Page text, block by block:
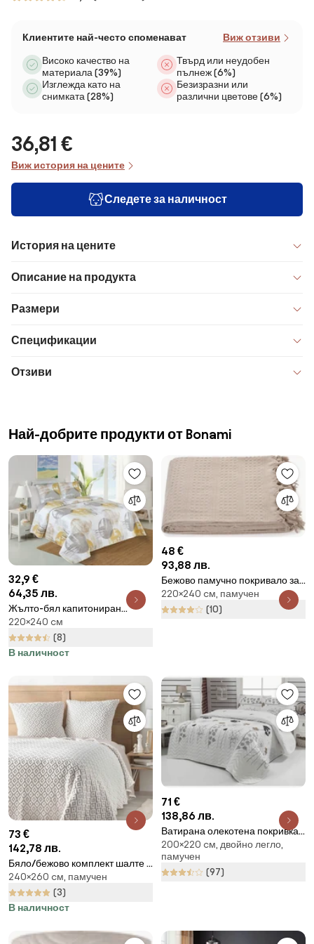
Клиентите най-често споменават Виж отзиви
Високо качество на
материала (39%)
Изглежда като на
снимката (28%)
Твърд или неудобен
пълнеж (6%)
Безизразни или
различни цветове (6%)
36,81 €
Виж история на цените
Следете за наличност
История на цените
Описание на продукта
Размери
Спецификации
Отзиви
Най-добрите продукти от Bonami
32,9 €
64,35 лв.
Жълто-бял капитониран
комплект шалте и калъфка за
възглавница 220x240 cm
Ronda – My House
220×240 cм
(8)
В наличност
48 €
93,88 лв.
Бежово памучно покривало за
легло 220x240 cm Lotus –
Mijolnir
220×240 cм, памучен
(10)
73 €
142,78 лв.
Бяло/бежово комплект шалте и
калъфка за възглавница от
джърси 240x260 cm Joana –
douceur d'intérieur
240×260 cм, памучен
(3)
В наличност
71 €
138,86 лв.
Ватирана олекотена покривка
за двойно легло с калъфки за
възглавници , 200 x 220 cm
Atlantis - Mijolnir
200×220 cм, двойно легло,
памучен
(97)